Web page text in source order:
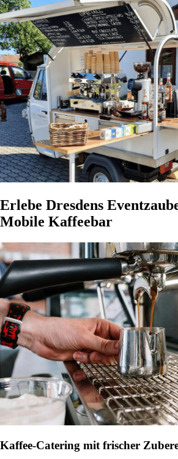
Erlebe Dresdens
Mobile Kaffeebar
Kaffee-Catering mit frischer